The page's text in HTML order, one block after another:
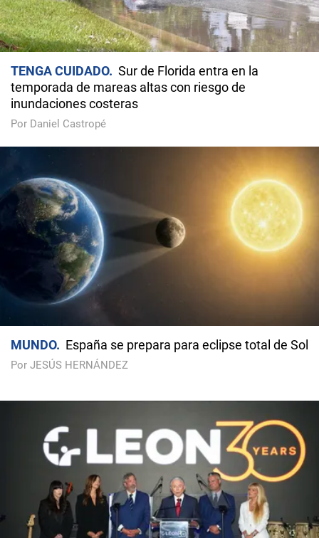
TENGA CUIDADO
Sur de Florida entra en la
temporada de mareas altas con riesgo de
inundaciones costeras
Por Daniel Castropé
MUNDO España se prepara para eclipse total de Sol
Por JESÚS HERNÁNDEZ